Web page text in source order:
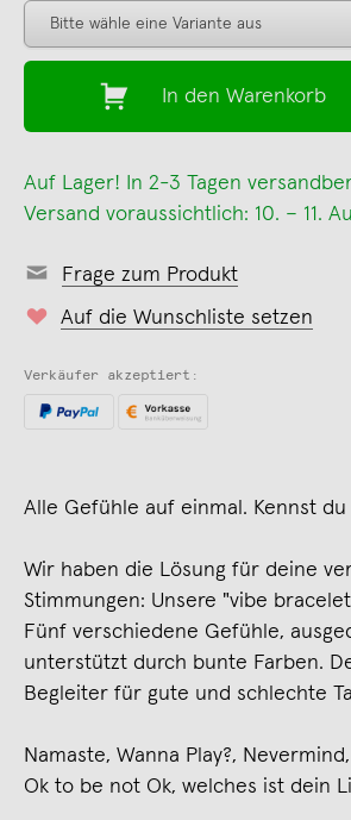
In den Warenkorb
Auf Lager! In 2-3 Tagen
Versand voraussichtlich: 10. – 11.
Frage zum Produkt
Auf die Wunschliste setzen
Verkäufer akzeptiert:
Alle Gefühle auf einmal. Kennst du
Wir haben die Lösung für deine
Stimmungen: Unsere "vibe
Fünf verschiedene Gefühle,
unterstützt durch bunte Farben.
Begleiter für gute und schlechte
Namaste, Wanna Play?,
Ok to be not Ok, welches ist dein